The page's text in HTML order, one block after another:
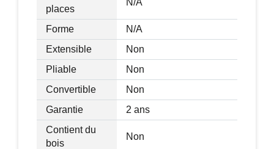
places
Forme
N/A
Extensible
Non
Pliable
Non
Convertible
Non
Garantie
2 ans
Contient du
bois
Non